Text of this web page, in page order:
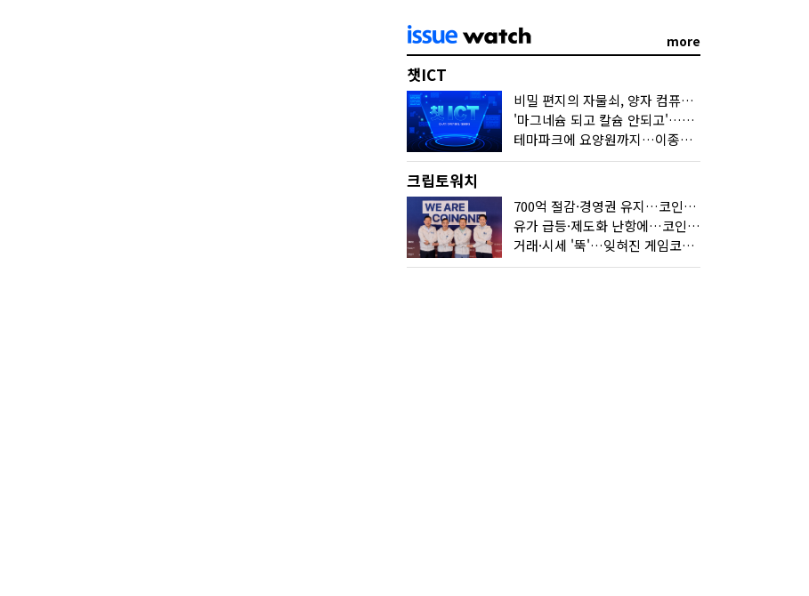
more
챗ICT
비밀 편지의 자물쇠, 양자 컴퓨터가 연다
'마그네슘 되고 칼슘 안되고'…다음 'AI 요약' 갈 길은
테마파크에 요양원까지…이종사업 눈독 들이는 게임사
크립토워치
700억 절감·경영권 유지…코인원의 '영리한 딜'
유가 급등·제도화 난항에…코인 또 '멈칫'
거래·시세 '뚝'…잊혀진 게임코인들